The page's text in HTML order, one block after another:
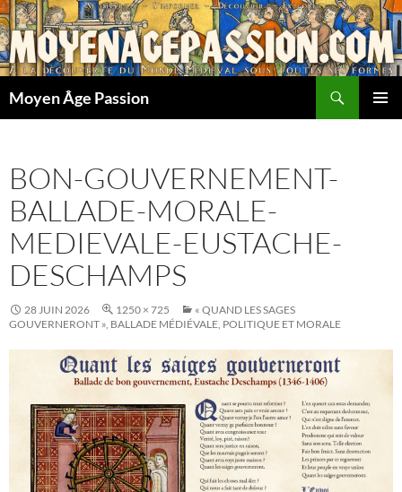
Aller
au
contenu
Moyen Âge Passion
BON-GOUVERNEMENT-
BALLADE-MORALE-
MEDIEVALE-EUSTACHE-
DESCHAMPS
28 JUIN 2026 1250 × 725
« QUAND LES SAGES
GOUVERNERONT », BALLADE MÉDIÉVALE, POLITIQUE ET MORALE